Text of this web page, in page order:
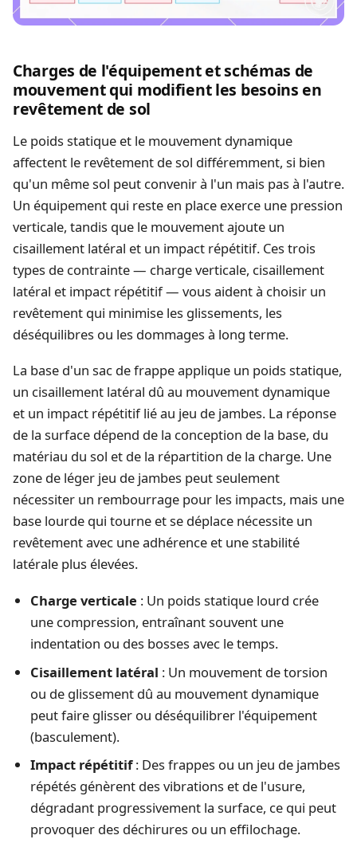
Charges de l'équipement et schémas de
mouvement qui modifient les besoins en
revêtement de sol
Le poids statique et le mouvement dynamique
affectent le revêtement de sol différemment, si bien
qu'un même sol peut convenir à l'un mais pas à l'autre.
Un équipement qui reste en place exerce une pression
verticale, tandis que le mouvement ajoute un
cisaillement latéral et un impact répétitif. Ces trois
types de contrainte — charge verticale, cisaillement
latéral et impact répétitif — vous aident à choisir un
revêtement qui minimise les glissements, les
déséquilibres ou les dommages à long terme.
La base d'un sac de frappe applique un poids statique,
un cisaillement latéral dû au mouvement dynamique
et un impact répétitif lié au jeu de jambes. La réponse
de la surface dépend de la conception de la base, du
matériau du sol et de la répartition de la charge. Une
zone de léger jeu de jambes peut seulement
nécessiter un rembourrage pour les impacts, mais une
base lourde qui tourne et se déplace nécessite un
revêtement avec une adhérence et une stabilité
latérale plus élevées.
Charge verticale : Un poids statique lourd crée
une compression, entraînant souvent une
indentation ou des bosses avec le temps.
Cisaillement latéral : Un mouvement de torsion
ou de glissement dû au mouvement dynamique
peut faire glisser ou déséquilibrer l'équipement
(basculement).
Impact répétitif: Des frappes ou un jeu de jambes
répétés génèrent des vibrations et de l'usure,
dégradant progressivement la surface, ce qui peut
provoquer des déchirures ou un effilochage.